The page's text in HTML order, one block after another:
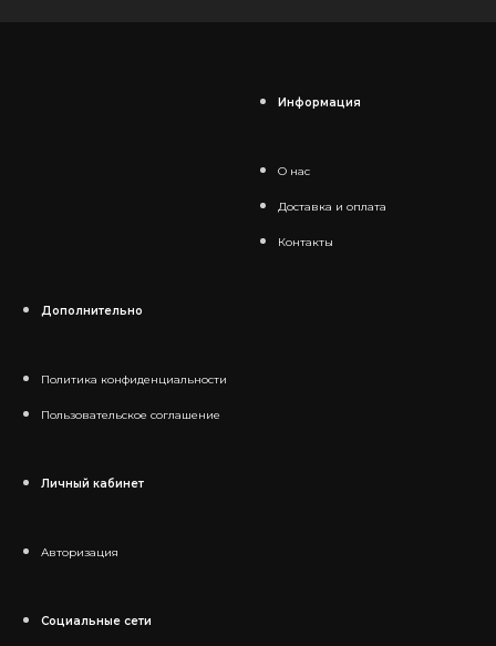
Информация
О нас
Доставка и оплата
Контакты
Дополнительно
Политика конфиденциальности
Пользовательское соглашение
Личный кабинет
Авторизация
Социальные сети